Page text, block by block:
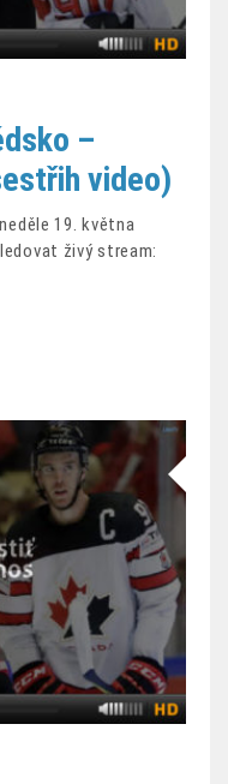
–
video)
19. května
živý stream: